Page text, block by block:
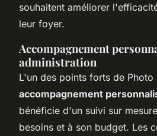
souhaitent améliorer
leur foyer.
Accompagnement
administration
L'un des points forts de
accompagnement
bénéficie d'un suivi sur
besoins et à son budget. Les